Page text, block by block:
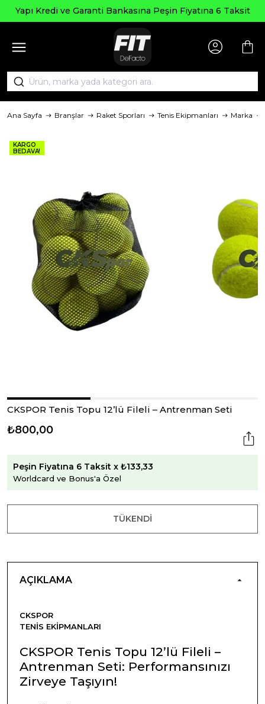
Kredi ve Garanti Bankasına Peşin Fiyatına 6 Taksit
Ana Sayfa Branşlar Raket Sporları Tenis Ekipmanları Marka
KARGO
BEDAVA!
CKSPOR Tenis Topu 12’lü Fileli – Antrenman Seti
₺800,00
Peşin Fiyatına 6 Taksit x ₺133,33
Worldcard ve Bonus'a Özel
TÜKENDI
AÇIKLAMA
CKSPOR
TENIS EKIPMANLARI
CKSPOR Tenis Topu 12’lü Fileli –
Antrenman Seti: Performansınızı
Zirveye Taşıyın!